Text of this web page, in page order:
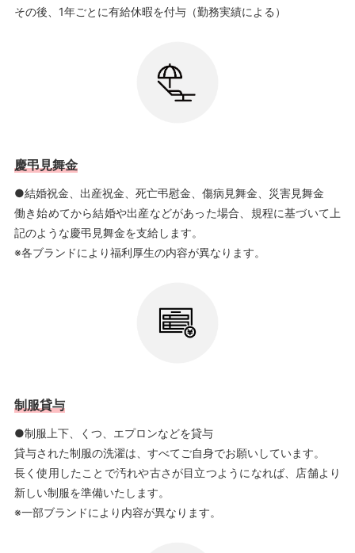
その後、1年ごとに有給休暇を付与（勤務実績による）
慶弔見舞金
●結婚祝金、出産祝金、死亡弔慰金、傷病見舞金、災害見舞金
働き始めてから結婚や出産などがあった場合、規程に基づいて上
記のような慶弔見舞金を支給します。
※各ブランドにより福利厚生の内容が異なります。
制服貸与
●制服上下、くつ、エプロンなどを貸与
貸与された制服の洗濯は、すべてご自身でお願いしています。
長く使用したことで汚れや古さが目立つようになれば、店舗より
新しい制服を準備いたします。
※一部ブランドにより内容が異なります。